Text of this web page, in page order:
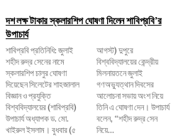
দশ লক্ষ টাকার স্কলারশিপ ঘোষণা দিলেন শাবিপ্রবি’র
উপাচার্য
শাবিপ্রবি প্রতিনিধি: জুলাই
শহীদ রুদ্র সেনের নামে
স্কলারশিপ চালুর ঘোষণা
দিয়েছেন সিলেটের শাহজালাল
বিজ্ঞান ও প্রযুক্তি
বিশ্ববিদ্যালয়ের (শাবিপ্রবি)
উপাচার্য অধ্যাপক ড. মো.
খাইরুল ইসলাম। বুধবার (৫
আগস্ট) দুপুরে
বিশ্ববিদ্যালয়ের কেন্দ্রীয়
মিলনায়তনে জুলাই
গণঅভ্যুত্থান দিবসের
আলোচনা সভায় অংশ নিয়ে
তিনি এ ঘোষণা দেন। উপাচার্য
বলেন, ‌“শহীদ রুদ্র সেন
নিয়ে...